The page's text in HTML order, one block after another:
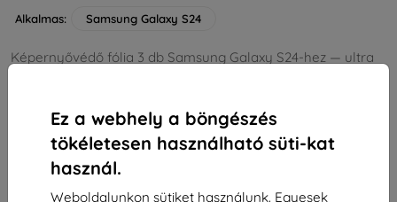
Ez a webhely a böngészés
tökéletesen használható süti-kat
használ.
Weboldalunkon sütiket használunk. Egyesek
Alkalmas: Samsung Galaxy S24
Képernyővédő fólia 3 db Samsung Galaxy S24-hez — ultra
Leírás és specifikáció
7 790 Ft
7 011 Ft